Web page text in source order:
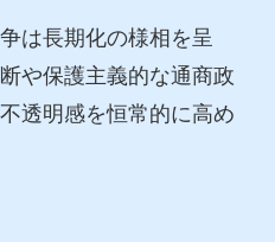
は長期化の様相を呈
や保護主義的な通商政
透明感を恒常的に高め